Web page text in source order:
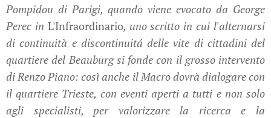
Pompidou di Parigi, quando viene evocato da George
Perec in L'Infraordinario, uno scritto in cui l'alternarsi
di continuità e discontinuitá delle vite di cittadini del
quartiere del Beauburg si fonde con il grosso intervento
di Renzo Piano: così anche il Macro dovrà dialogare con
il quartiere Trieste, con eventi aperti a tutti e non solo
agli specialisti, per valorizzare la ricerca e la